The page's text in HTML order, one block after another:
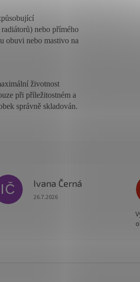
nebo přímého
obuvi nebo mastivo na
životnost
při příležitostném a
správně skladován.
IČ Ivana Černá
Hodnocení obchodu je 5 z 5
26.7.2026